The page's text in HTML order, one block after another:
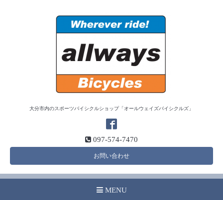
大分市内のスポーツバイシクルショップ「オールウェイズバイシクルズ」
097-574-7470
お問い合わせ
MENU